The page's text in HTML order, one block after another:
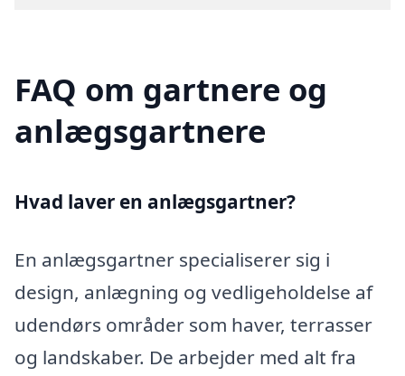
FAQ om gartnere og
anlægsgartnere
Hvad laver en anlægsgartner?
En anlægsgartner specialiserer sig i
design, anlægning og vedligeholdelse af
udendørs områder som haver, terrasser
og landskaber. De arbejder med alt fra